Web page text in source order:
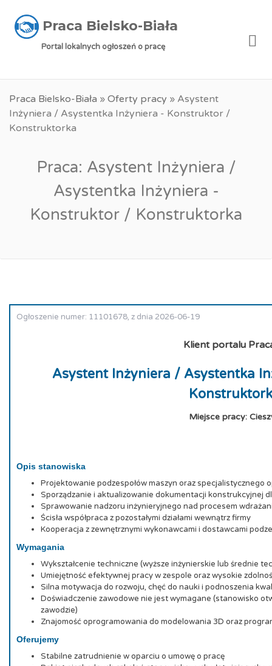
Praca Bielsko-Biała
Portal lokalnych ogłoszeń o pracę
Praca Bielsko-Biała » Oferty pracy » Asystent
Inżyniera / Asystentka Inżyniera - Konstruktor /
Konstruktorka
Praca: Asystent Inżyniera /
Asystentka Inżyniera -
Konstruktor / Konstruktorka
Ogłoszenie numer: 11101678, z dnia 2026-06-19
Klient portalu
Asystent Inżyniera / Asystentka
Miejsce pracy:
Opis stanowiska
Projektowanie podzespołów maszyn oraz specjalistycznego
Sporządzanie i aktualizowanie dokumentacji konstrukcyjnej
Sprawowanie nadzoru inżynieryjnego nad procesem
Ścisła współpraca z pozostałymi działami wewnątrz firmy
Kooperacja z zewnętrznymi wykonawcami i dostawcami
Wymagania
Wykształcenie techniczne (wyższe inżynierskie lub średnie
Umiejętność efektywnej pracy w zespole oraz wysokie
Silna motywacja do rozwoju, chęć do nauki i podnoszenia
Doświadczenie zawodowe nie jest wymagane (stanowisko
zawodzie)
Znajomość oprogramowania do modelowania 3D oraz
Oferujemy
Stabilne zatrudnienie w oparciu o umowę o pracę